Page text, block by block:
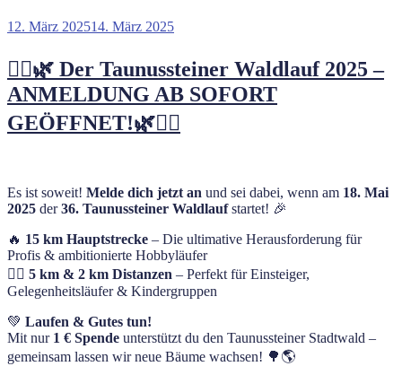
Veröffentlicht
12. März 202514. März 2025
🏃‍♂️🌿 Der Taunussteiner Waldlauf 2025 –
ANMELDUNG AB SOFORT
GEÖFFNET!🌿🏃‍♀️
Es ist soweit! Melde dich jetzt an und sei dabei, wenn am 18. Mai
2025 der36. Taunussteiner Waldlaufstartet! 🎉
🔥 15 km Hauptstrecke – Die ultimative Herausforderung für
Profis & ambitionierte Hobbyläufer
🏃‍♂️ 5 km & 2 km Distanzen – Perfekt für Einsteiger,
Gelegenheitsläufer & Kindergruppen
💚 Laufen & Gutes tun!
Mit nur 1 € Spende unterstützt du den Taunussteiner Stadtwald –
gemeinsam lassen wir neue Bäume wachsen! 🌳🌎